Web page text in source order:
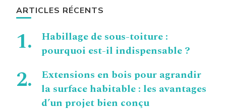
ARTICLES RÉCENTS
Habillage de sous-toiture :
pourquoi est-il indispensable ?
Extensions en bois pour agrandir
la surface habitable : les avantages
d’un projet bien conçu